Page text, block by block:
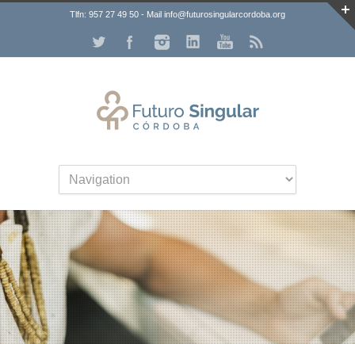
Tlfn: 957 27 49 50 - Mail info@futurosingularcordoba.org